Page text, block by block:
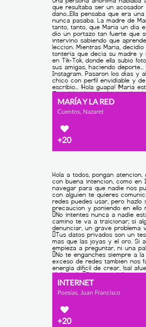
MARÍA Y LA RED
Cuentos, Nazaret
+20
INTERNET
Poesías, Juan Francisco
+20